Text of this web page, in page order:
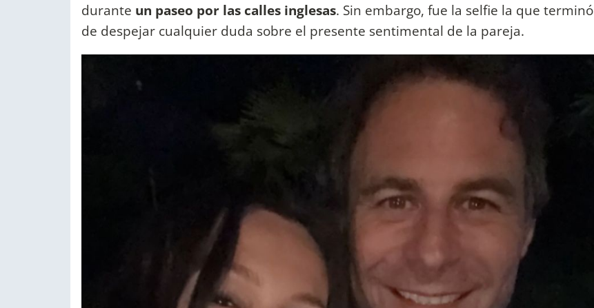
durante un paseo por las calles inglesas. Sin embargo, fue la selfie la que terminó
de despejar cualquier duda sobre el presente sentimental de la pareja.